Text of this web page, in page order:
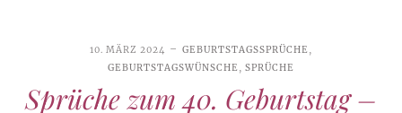
10. MÄRZ 2024 GEBURTSTAGSSPRÜCHE,
GEBURTSTAGSWÜNSCHE, SPRÜCHE
Sprüche zum 40. Geburtstag –